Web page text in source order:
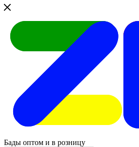
Бады оптом и в розницу